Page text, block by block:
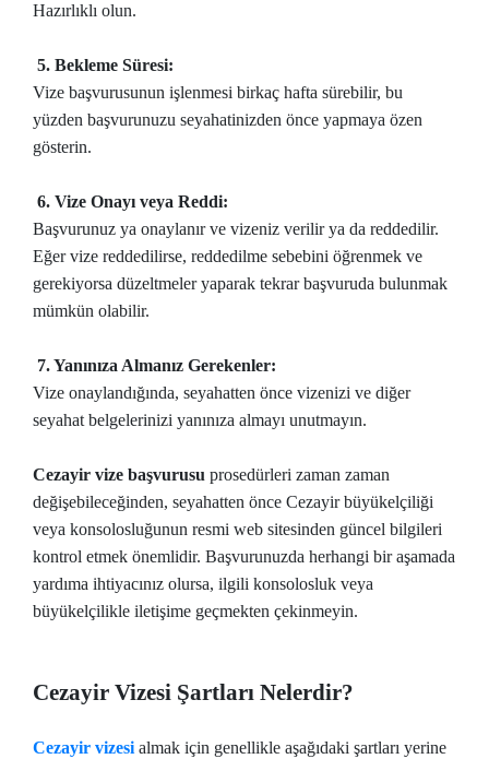
Hazırlıklı olun.
5. Bekleme Süresi:
Vize başvurusunun işlenmesi birkaç hafta sürebilir, bu
yüzden başvurunuzu seyahatinizden önce yapmaya özen
gösterin.
6. Vize Onayı veya Reddi:
Başvurunuz ya onaylanır ve vizeniz verilir ya da reddedilir.
Eğer vize reddedilirse, reddedilme sebebini öğrenmek ve
gerekiyorsa düzeltmeler yaparak tekrar başvuruda bulunmak
mümkün olabilir.
7. Yanınıza Almanız Gerekenler:
Vize onaylandığında, seyahatten önce vizenizi ve diğer
seyahat belgelerinizi yanınıza almayı unutmayın.
Cezayir vize başvurusu prosedürleri zaman zaman
değişebileceğinden, seyahatten önce Cezayir büyükelçiliği
veya konsolosluğunun resmi web sitesinden güncel bilgileri
kontrol etmek önemlidir. Başvurunuzda herhangi bir aşamada
yardıma ihtiyacınız olursa, ilgili konsolosluk veya
büyükelçilikle iletişime geçmekten çekinmeyin.
Cezayir Vizesi Şartları Nelerdir?
Cezayir vizesi almak için genellikle aşağıdaki şartları yerine